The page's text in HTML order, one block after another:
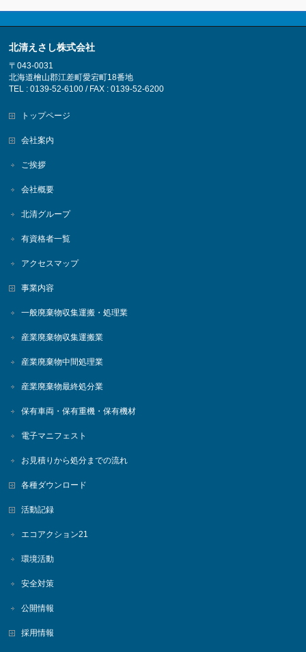
北清えさし株式会社
〒043-0031
北海道檜山郡江差町愛宕町18番地
TEL : 0139-52-6100 / FAX : 0139-52-6200
トップページ
会社案内
ご挨拶
会社概要
北清グループ
有資格者一覧
アクセスマップ
事業内容
一般廃棄物収集運搬・処理業
産業廃棄物収集運搬業
産業廃棄物中間処理業
産業廃棄物最終処分業
保有車両・保有重機・保有機材
電子マニフェスト
お見積りから処分までの流れ
各種ダウンロード
活動記録
エコアクション21
環境活動
安全対策
公開情報
採用情報